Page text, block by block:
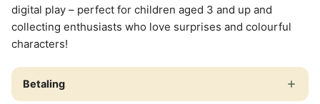
digital play – perfect for children aged 3 and up and
collecting enthusiasts who love surprises and colourful
characters!
Betaling